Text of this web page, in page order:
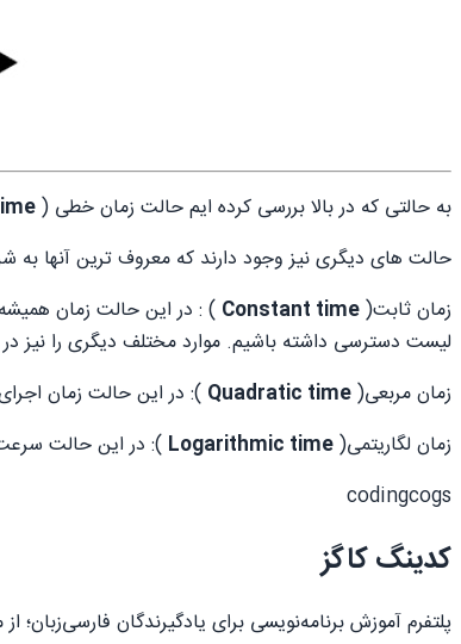
به حالتی که در بالا بررسی کرده ایم حالت زمان خطی (
حالت های دیگری نیز وجود دارند که معروف ترین آنها به
زمان ثابت(Constant time
لیست دسترسی داشته باشیم. موارد مختلف دیگری را نیز در فصل 13 یاد خواهید گرفت. این حالت
زمان مربعی(Quadratic time ): در این حالت زمان اجرای
زمان لگاریتمی(Logarithmic time ): در این حالت سرعت
codingcogs
کدینگ کاگز
پلتفرم آموزش برنامه‌نویسی برای یادگیرندگان